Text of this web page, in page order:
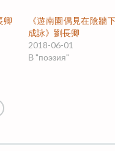
卿
《遊南園偶見在陰牆
成詠》劉長卿
2018-06-01
В "поэзия"